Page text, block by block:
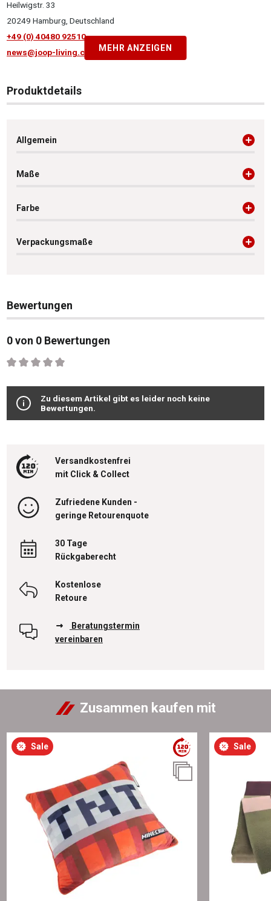
Heilwigstr. 33
20249 Hamburg, Deutschland
+49 (0) 40480 92510
news@joop-living.com
MEHR ANZEIGEN
Produktdetails
Allgemein
Maße
Farbe
Verpackungsmaße
Bewertungen
0 von 0 Bewertungen
Durchschnittliche Bewertung von 0 von 5 Sternen
Zu diesem Artikel gibt es leider noch keine
Bewertungen.
Versandkostenfrei
mit Click & Collect
Zufriedene Kunden -
geringe Retourenquote
30 Tage
Rückgaberecht
Kostenlose
Retoure
Beratungstermin
vereinbaren
Zusammen kaufen mit
Sale Sale